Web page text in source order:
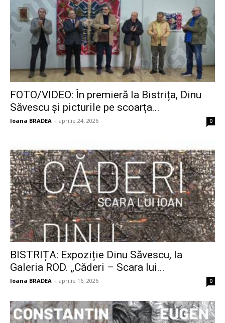
FOTO/VIDEO: În premieră la Bistrița, Dinu
Săvescu și picturile pe scoarța...
Ioana BRADEA - aprilie 24, 2026 0
BISTRIȚA: Expoziție Dinu Săvescu, la
Galeria ROD. „Căderi – Scara lui...
Ioana BRADEA - aprilie 16, 2026 0